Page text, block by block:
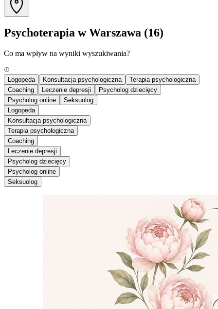
Psychoterapia w Warszawa (16)
Co ma wpływ na wyniki wyszukiwania?
Logopeda Konsultacja psychologiczna
Terapia psychologiczna
Coaching
Leczenie depresji
Psycholog dziecięcy
Psycholog online
Seksuolog
Logopeda
Konsultacja psychologiczna
Terapia psychologiczna
Coaching
Leczenie depresji
Psycholog dziecięcy
Psycholog online
Seksuolog